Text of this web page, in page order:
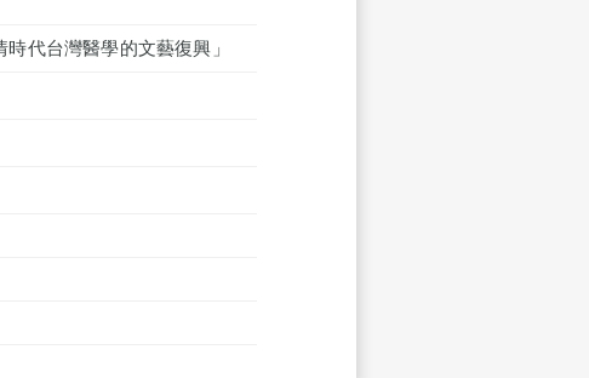
代台灣醫學的文藝復興」